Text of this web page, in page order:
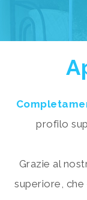
profilo
Grazie al
superiore,